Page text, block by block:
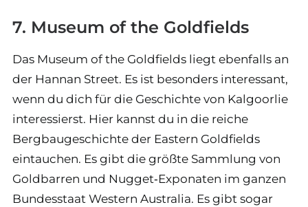
7. Museum of the Goldfields
Das Museum of the Goldfields liegt ebenfalls an
der Hannan Street. Es ist besonders interessant,
wenn du dich für die Geschichte von Kalgoorlie
interessierst. Hier kannst du in die reiche
Bergbaugeschichte der Eastern Goldfields
eintauchen. Es gibt die größte Sammlung von
Goldbarren und Nugget‑Exponaten im ganzen
Bundesstaat Western Australia. Es gibt sogar